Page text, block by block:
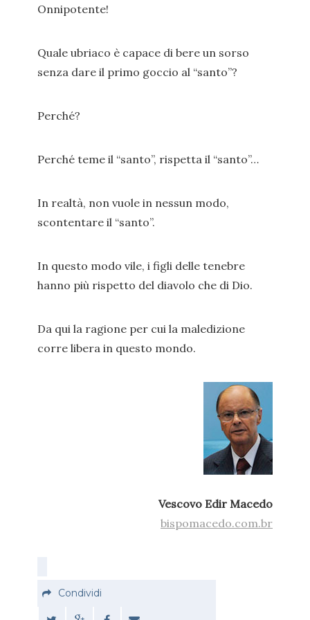
Onnipotente!
Quale ubriaco è capace di bere un sorso
senza dare il primo goccio al “santo”?
Perché?
Perché teme il “santo”, rispetta il “santo”…
In realtà, non vuole in nessun modo,
scontentare il “santo”.
In questo modo vile, i figli delle tenebre
hanno più rispetto del diavolo che di Dio.
Da qui la ragione per cui la maledizione
corre libera in questo mondo.
Vescovo Edir Macedo
bispomacedo.com.br
Condividi